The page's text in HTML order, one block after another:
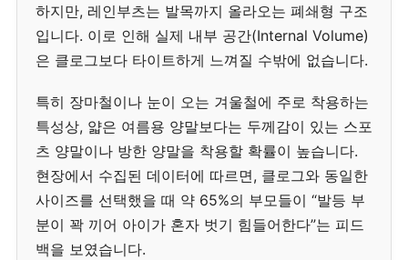
하지만, 레인부츠는 발목까지 올라오는 폐쇄형 구조
입니다. 이로 인해 실제 내부 공간(Internal Volume)
은 클로그보다 타이트하게 느껴질 수밖에 없습니다.
특히 장마철이나 눈이 오는 겨울철에 주로 착용하는
특성상, 얇은 여름용 양말보다는 두께감이 있는 스포
츠 양말이나 방한 양말을 착용할 확률이 높습니다.
현장에서 수집된 데이터에 따르면, 클로그와 동일한
사이즈를 선택했을 때 약 65%의 부모들이 “발등 부
분이 꽉 끼어 아이가 혼자 벗기 힘들어한다”는 피드
백을 보였습니다.